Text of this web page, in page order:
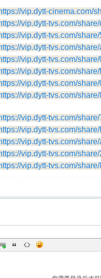
vip.dytt-cinema.com/
vip.dytt-tvs.com/
vip.dytt-tvs.com/
vip.dytt-tvs.com/
vip.dytt-tvs.com/
vip.dytt-tvs.com/
vip.dytt-tvs.com/
vip.dytt-tvs.com/
vip.dytt-tvs.com/
vip.dytt-tvs.com/
vip.dytt-tvs.com/
vip.dytt-tvs.com/
vip.dytt-tvs.com/